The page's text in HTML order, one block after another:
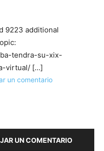
9223 additional
tendra-su-xix-
virtual/ […]
un comentario
UN COMENTARIO